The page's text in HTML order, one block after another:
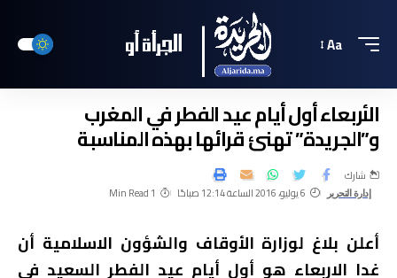
Aa
الأربعاء أول أيام عيد الفطر في المغرب
و”الجريدة” تهنئ قرائها بهذه المناسبة
إدارة التحرير 6 يوليو، 2016 الساعة 12:14 صباحًا 1 Min Read
شارك
أعلن بلاغ لوزارة الأوقاف والشؤون الاسلامية أن
غدا الاربعاء هو أول أيام عيد الفطر السعيد في